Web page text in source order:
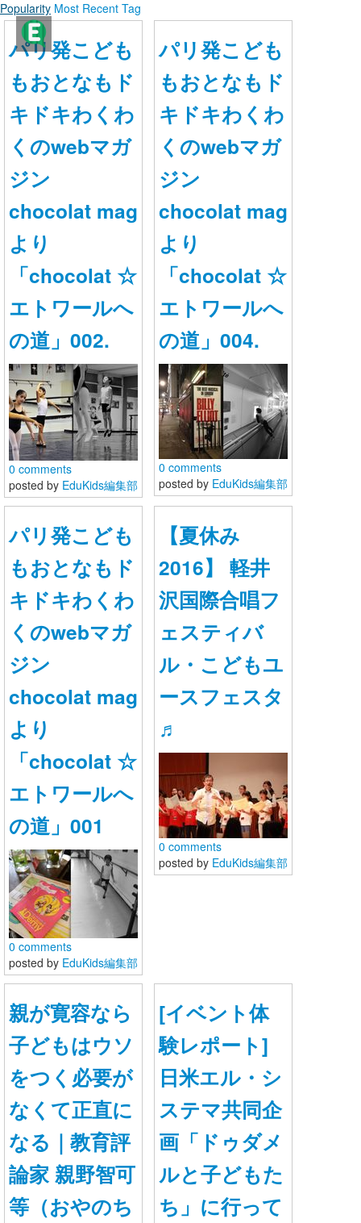
ママ・パパに役立つ こどものまなび情報サイト - Ｅｄｕｋｉｄｓ- （エデュキッズ）
ログイン
新規登録
ストリーム
HOT
TAGS
その他
ヘルプ
利用規約
お問い合わせ
Popularity Most Recent Tag
パリ発こども
もおとなもド
キドキわくわ
くのwebマガ
ジン
chocolat mag
より
「chocolat ☆
エトワールへ
の道」002.
0 comments
posted by EduKids編集部
パリ発こども
もおとなもド
キドキわくわ
くのwebマガ
ジン
chocolat mag
より
「chocolat ☆
エトワールへ
の道」004.
0 comments
posted by EduKids編集部
パリ発こども
もおとなもド
キドキわくわ
くのwebマガ
ジン
chocolat mag
より
「chocolat ☆
エトワールへ
の道」001
0 comments
posted by EduKids編集部
【夏休み
2016】 軽井
沢国際合唱フ
ェスティバ
ル・こどもユ
ースフェスタ
♬
0 comments
posted by EduKids編集部
親が寛容なら
子どもはウソ
をつく必要が
なくて正直に
なる｜教育評
論家 親野智可
等（おやのち
[イベント体
験レポート]
日米エル・シ
ステマ共同企
画「ドゥダメ
ルと子どもた
ち」に行って